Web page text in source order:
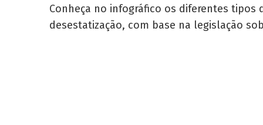
Conheça no infográfico os diferentes tipos
desestatização, com base na legislação